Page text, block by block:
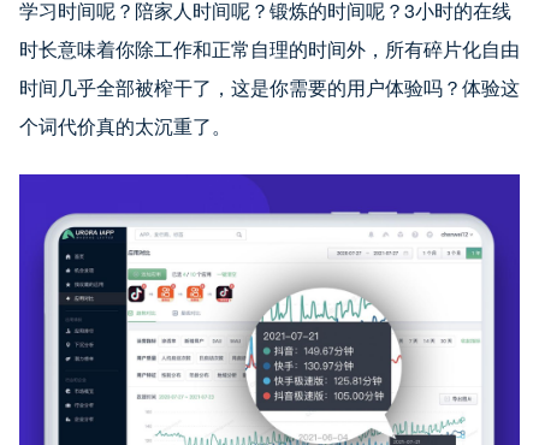
学习时间呢？陪家人时间呢？锻炼的时间呢？3小时的在线
时长意味着你除工作和正常自理的时间外，所有碎片化自由
时间几乎全部被榨干了，这是你需要的用户体验吗？体验这
个词代价真的太沉重了。